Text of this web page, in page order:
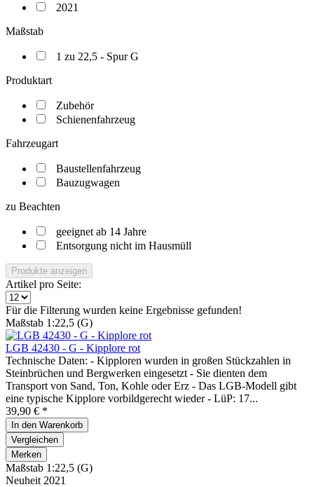
2021
Maßstab
1 zu 22,5 - Spur G
Produktart
Zubehör
Schienenfahrzeug
Fahrzeugart
Baustellenfahrzeug
Bauzugwagen
zu Beachten
geeignet ab 14 Jahre
Entsorgung nicht im Hausmüll
Produkte anzeigen
Artikel pro Seite:
Für die Filterung wurden keine Ergebnisse gefunden!
Maßstab 1:22,5 (G)
LGB 42430 - G - Kipplore rot
Technische Daten: - Kipploren wurden in großen Stückzahlen in
Steinbrüchen und Bergwerken eingesetzt - Sie dienten dem
Transport von Sand, Ton, Kohle oder Erz - Das LGB-Modell gibt
eine typische Kipplore vorbildgerecht wieder - LüP: 17...
39,90 € *
In den Warenkorb
Vergleichen
Merken
Maßstab 1:22,5 (G)
Neuheit 2021